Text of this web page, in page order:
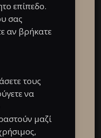
επίπεδο.
σας
αν βρήκατε
τους
να
μαζί